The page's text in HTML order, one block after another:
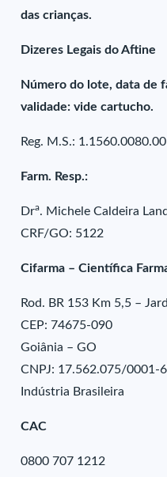
das crianças.
Dizeres Legais do Aftine
Número do lote, data de
validade: vide cartucho.
Reg. M.S.:
Farm. Resp.:
Dra. Michele Caldeira
CRF/GO: 5122
Cifarma – Científica
Rod. BR 153 Km 5,5 –
CEP: 74675-090
Goiânia – GO
CNPJ: 17.562.075/0001-
Indústria Brasileira
CAC
0800 707 1212